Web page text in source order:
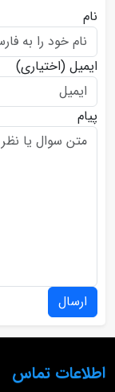
نام
ایمیل (اختیاری)
پیام
ارسال
اطلاعات تماس